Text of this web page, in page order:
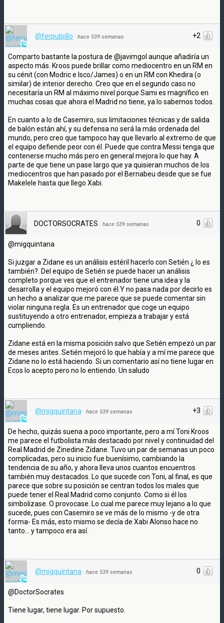
+2
@ferpulpillo · hace 539 semanas
Comparto bastante la postura de @javimgol aunque añadiría un
aspecto más. Kroos puede brillar como mediocentro en un RM en
su cénit (con Modric e Isco/James) o en un RM con Khedira (o
similar) de interior derecho. Creo que en el segundo caso no
necesitaría un RM al máximo nivel porque Sami es magnífico en
muchas cosas que ahora el Madrid no tiene, ya lo sabemos todos.
En cuanto a lo de Casemiro, sus limitaciones técnicas y de salida
de balón están ahí, y su defensa no será la más ordenada del
mundo, pero creo que tampoco hay que llevarlo al extremo de que
el equipo defiende peor con él. Puede que contra Messi tenga que
contenerse mucho más pero en general mejora lo que hay. A
parte de que tiene un pase largo que ya quisieran muchos de los
mediocentros que han pasado por el Bernabeu desde que se fue
Makelele hasta que llego Xabi.
0
DOCTORSOCRATES · hace 539 semanas
@migquintana
Si juzgar a Zidane es un análisis estéril hacerlo con Setién ¿ lo es
también?. Del equipo de Setién se puede hacer un análisis
completo porque ves que el entrenador tiene una idea y la
desarrolla y el equipo mejoró con él.Y no pasa nada por decirlo es
un hecho a analizar que me parece que se puede comentar sin
violar ninguna regla. Es un entrenador que coge un equipo
sustituyendo a otro entrenador, empieza a trabajar y está
cumpliendo.
Zidane está en la misma posición salvo que Setién empezó un par
de meses antes. Setién mejoró lo que había y a mí me parece que
Zidane no lo está haciendo. Si un comentario así no tiene lugar en
Ecos lo acepto pero no lo entiendo. Un saludo
+3
@migquintana · hace 539 semanas
De hecho, quizás suena a poco importante, pero a mí Toni Kroos
me parece el futbolista más destacado por nivel y continuidad del
Real Madrid de Zinedine Zidane. Tuvo un par de semanas un poco
complicadas, pero su inicio fue buenísimo, cambiando la
tendencia de su año, y ahora lleva unos cuantos encuentros
también muy destacados. Lo que sucede con Toni, al final, es que
parece que sobre su posición se centran todos los males que
puede tener el Real Madrid como conjunto. Como si él los
simbolizase. O provocase. Lo cual me parece muy lejano a lo que
sucede, pues con Casemiro se ve más de lo mismo -y de otra
forma- Es más, esto mismo se decía de Xabi Alonso hace no
tanto... y tampoco era así.
0
@migquintana · hace 539 semanas
@DoctorSocrates
Tiene lugar, tiene lugar. Por supuesto.